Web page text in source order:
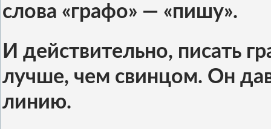
слова «графо» — «пишу».
И действительно, писать
лучше, чем свинцом. Он
линию.